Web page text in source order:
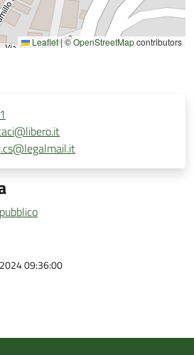
Leaflet|©OpenStreetMapcontributors
09:36:00